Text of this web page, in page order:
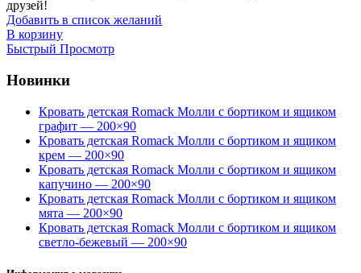
друзей!
Добавить в список желаний
В корзину
Быстрый Просмотр
Новинки
Кровать детская Romack Молли с бортиком и ящиком
графит — 200×90
Кровать детская Romack Молли с бортиком и ящиком
крем — 200×90
Кровать детская Romack Молли с бортиком и ящиком
капучино — 200×90
Кровать детская Romack Молли с бортиком и ящиком
мята — 200×90
Кровать детская Romack Молли с бортиком и ящиком
светло-бежевый — 200×90